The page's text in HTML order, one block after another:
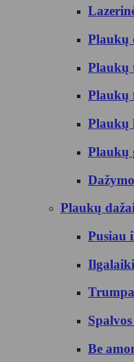
Plaukų
Plaukų
Plaukų
Plaukų
Plaukų
Plaukų
Pusiau
Be